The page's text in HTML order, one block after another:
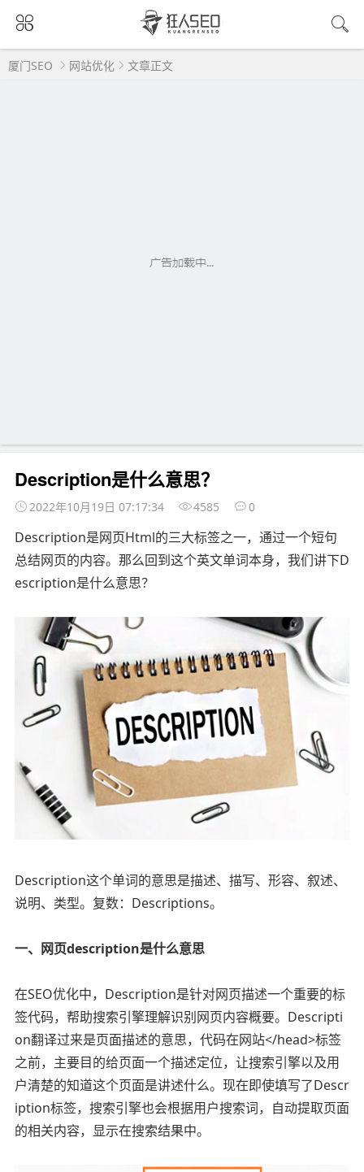
厦门SEO 网站优化 文章正文
Description是什么意思？
2022年10月19日 07:17:34 4585 0
Description是网页Html的三大标签之一，通过一个短句
总结网页的内容。那么回到这个英文单词本身，我们讲下D
escription是什么意思？
Description这个单词的意思是描述、描写、形容、叙述、
说明、类型。复数：Descriptions。
一、网页description是什么意思
在SEO优化中，Description是针对网页描述一个重要的标
签代码，帮助搜索引擎理解识别网页内容概要。Descripti
on翻译过来是页面描述的意思，代码在网站</head>标签
之前，主要目的给页面一个描述定位，让搜索引擎以及用
户清楚的知道这个页面是讲述什么。现在即使填写了Descr
iption标签，搜索引擎也会根据用户搜索词，自动提取页面
的相关内容，显示在搜索结果中。